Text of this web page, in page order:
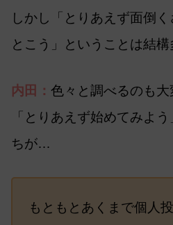
しかし「とりあえず面倒
とこう」ということは結構
内田： 色々と調べるのも大
「とりあえず始めてみよ
ちが…
もともとあくまで個人